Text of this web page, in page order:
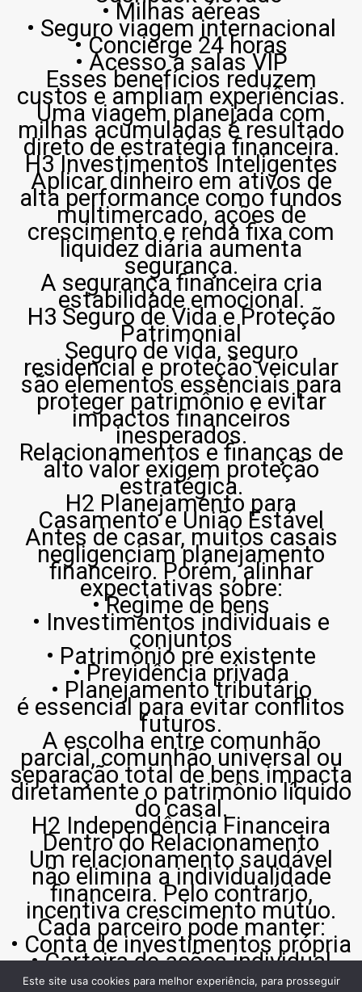
• Milhas aéreas
• Seguro viagem internacional
• Concierge 24 horas
• Acesso a salas VIP
Esses benefícios reduzem
custos e ampliam experiências.
Uma viagem planejada com
milhas acumuladas é resultado
direto de estratégia financeira.
H3 Investimentos Inteligentes
Aplicar dinheiro em ativos de
alta performance como fundos
multimercado, ações de
crescimento e renda fixa com
liquidez diária aumenta
segurança.
A segurança financeira cria
estabilidade emocional.
H3 Seguro de Vida e Proteção
Patrimonial
Seguro de vida, seguro
residencial e proteção veicular
são elementos essenciais para
proteger patrimônio e evitar
impactos financeiros
inesperados.
Relacionamentos e finanças de
alto valor exigem proteção
estratégica.
H2 Planejamento para
Casamento e União Estável
Antes de casar, muitos casais
negligenciam planejamento
financeiro. Porém, alinhar
expectativas sobre:
• Regime de bens
• Investimentos individuais e
conjuntos
• Patrimônio pré existente
• Previdência privada
• Planejamento tributário
é essencial para evitar conflitos
futuros.
A escolha entre comunhão
parcial, comunhão universal ou
separação total de bens impacta
diretamente o patrimônio líquido
do casal.
H2 Independência Financeira
Dentro do Relacionamento
Um relacionamento saudável
não elimina a individualidade
financeira. Pelo contrário,
incentiva crescimento mútuo.
Cada parceiro pode manter:
• Conta de investimentos própria
• Carteira de ações individual
• Metas pessoais de renda extra
Este site usa cookies para melhor experiência, para prosseguir